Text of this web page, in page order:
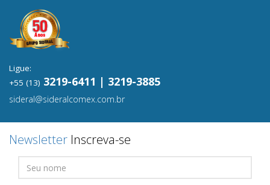
Ligue:
+55 (13) 3219-6411 | 3219-3885
sideral@sideralcomex.com.br
Newsletter Inscreva-se